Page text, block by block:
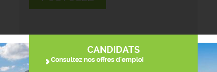
CANDIDATS
Consultez nos offres d'emploi